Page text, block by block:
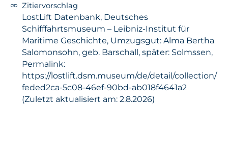
Zitiervorschlag
LostLift Datenbank, Deutsches
Schifffahrtsmuseum – Leibniz-Institut für
Maritime Geschichte, Umzugsgut: Alma Bertha
Salomonsohn, geb. Barschall, später: Solmssen,
Permalink:
https://lostlift.dsm.museum/de/detail/collection/
feded2ca-5c08-46ef-90bd-ab018f4641a2
(Zuletzt aktualisiert am: 2.8.2026)